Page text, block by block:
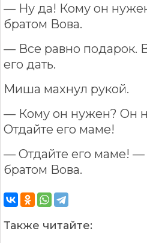
— Ну да! Кому он
братом Вова.
— Все равно подарок.
его дать.
Миша махнул рукой.
— Кому он нужен? Он
Отдайте его маме!
— Отдайте его маме! —
братом Вова.
Также читайте: